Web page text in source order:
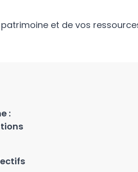
et de vos
: